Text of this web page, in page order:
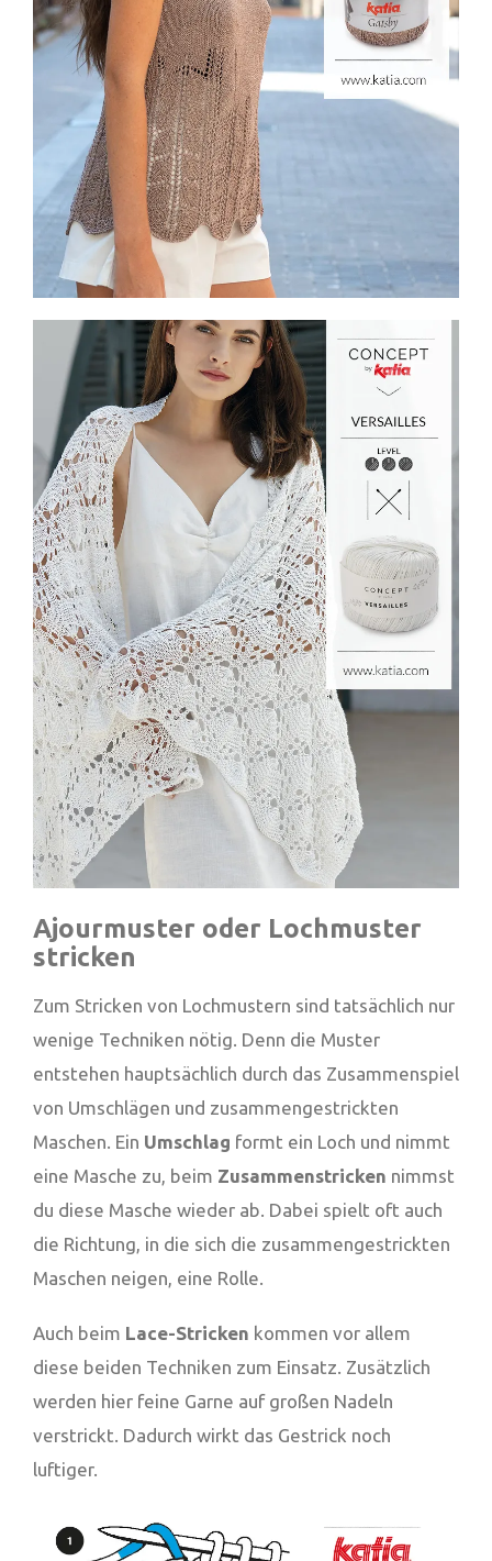
Ajourmuster oder Lochmuster
stricken
Zum Stricken von Lochmustern sind tatsächlich nur
wenige Techniken nötig. Denn die Muster
entstehen hauptsächlich durch das Zusammenspiel
von Umschlägen und zusammengestrickten
Maschen. Ein Umschlag formt ein Loch und nimmt
eine Masche zu, beim Zusammenstricken nimmst
du diese Masche wieder ab. Dabei spielt oft auch
die Richtung, in die sich die zusammengestrickten
Maschen neigen, eine Rolle.
Auch beim Lace-Stricken kommen vor allem
diese beiden Techniken zum Einsatz. Zusätzlich
werden hier feine Garne auf großen Nadeln
verstrickt. Dadurch wirkt das Gestrick noch
luftiger.